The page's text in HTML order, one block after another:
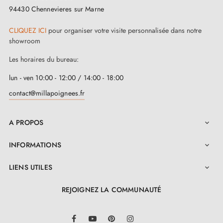
manière exceptionnelle votre commode ou placard. Le
d'élégance et de style à tout espace de vie.
En outre, notre bouton peut également servir de patère
murale, vous permettant de créer une constellation
unique dans votre entrée, votre dressing ou la chambre
boissur notre boutique Milla poignées
94430 Chennevieres sur Marne
CLIQUEZ ICI pour organiser votre visite personnalisée dans notre
showroom
Les horaires du bureau:
lun - ven 10:00 - 12:00 / 14:00 - 18:00
contact@millapoignees.fr
A PROPOS 
INFORMATIONS 
LIENS UTILES 
REJOIGNEZ LA COMMUNAUTÉ
FacebookYouTube Pinterest